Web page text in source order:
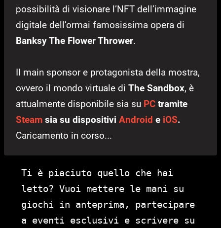
possibilità di visionare l’NFT dell’immagine
digitale dell’ormai famosissima opera di
Banksy The Flower Thrower.
Il main sponsor e protagonista della mostra,
ovvero il mondo virtuale di The Sandbox, è
attualmente disponibile sia su PC tramite
Steam sia su dispositivi Android e iOS.
Caricamento in corso...
Ti è piaciuto quello che hai
letto? Vuoi mettere le mani su
giochi in anteprima, partecipare
a eventi esclusivi e scrivere su